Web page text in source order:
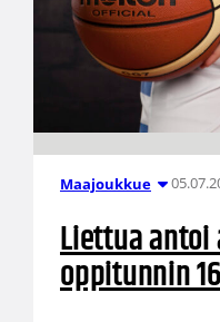
Maajoukkue
Liettua
oppitunnin